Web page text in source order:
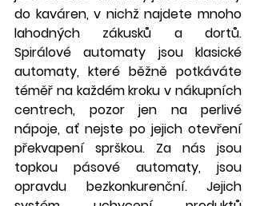
do kaváren, v nichž najdete mnoho
lahodných zákusků a dortů.
Spirálové automaty jsou klasické
automaty, které běžně potkáváte
téměř na každém kroku v nákupních
centrech, pozor jen na perlivé
nápoje, ať nejste po jejich otevření
překvapení sprškou. Za nás jsou
topkou pásové automaty, jsou
opravdu bezkonkurenční. Jejich